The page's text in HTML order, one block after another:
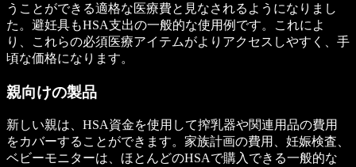
うことができる適格な医療費と見なされるようになりまし
た。避妊具もHSA支出の一般的な使用例です。これによ
り、これらの必須医療アイテムがよりアクセスしやすく、手
頃な価格になります。
親向けの製品
新しい親は、HSA資金を使用して搾乳器や関連用品の費用
をカバーすることができます。家族計画の費用、妊娠検査、
ベビーモニターは、ほとんどのHSAで購入できる一般的な